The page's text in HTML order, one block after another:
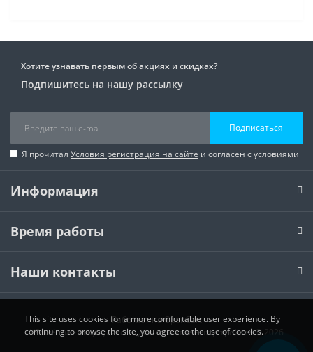
Хотите узнавать первым об акциях и скидках?
Подпишитесь на нашу рассылку
Подписаться
Я прочитал Условия регистрация на сайте и согласен с условиями
Информация
Время работы
Наши контакты
Работает наOpenCart
XPower.ua - аккумуляторы для портативных устройств © 2026
This site uses cookies for a more comfortable user experience. By
continuing to browse the site, you agree to the use of cookies.